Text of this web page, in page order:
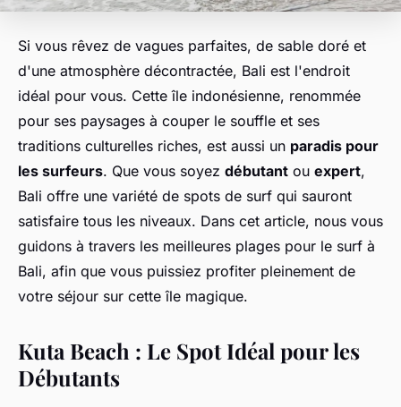
Si vous rêvez de vagues parfaites, de sable doré et
d'une atmosphère décontractée, Bali est l'endroit
idéal pour vous. Cette île indonésienne, renommée
pour ses paysages à couper le souffle et ses
traditions culturelles riches, est aussi un paradis pour
les surfeurs. Que vous soyez débutant ou expert,
Bali offre une variété de spots de surf qui sauront
satisfaire tous les niveaux. Dans cet article, nous vous
guidons à travers les meilleures plages pour le surf à
Bali, afin que vous puissiez profiter pleinement de
votre séjour sur cette île magique.
Kuta Beach : Le Spot Idéal pour les
Débutants